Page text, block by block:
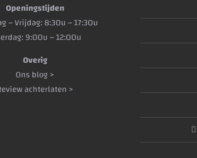
Openingstijden
– Vrijdag: 8:30u – 17:30u
9:00u – 12:00u
Overig
Ons blog >
achterlaten >